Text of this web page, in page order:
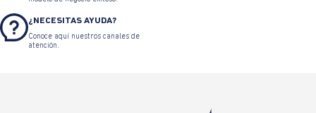
¿NECESITAS AYUDA?
Conoce aquí nuestros canales de
atención.